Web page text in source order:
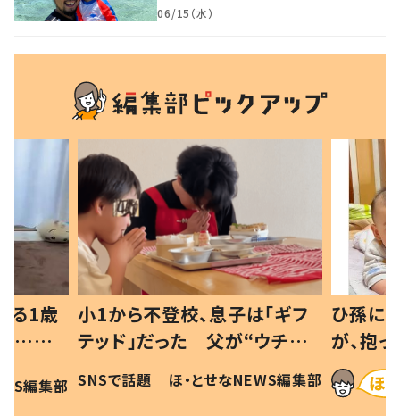
06/15（水）
る1歳
…母
現行
編集部
小1から不登校、息子は「ギフ
テッド」だった 父が“ウチ給
食”を作り続ける理由とは #令
和の親 #令和の子
SNSで話題 ほ・とせなNEWS編集部
ひ孫に
が、抱
に「涙
方ない」